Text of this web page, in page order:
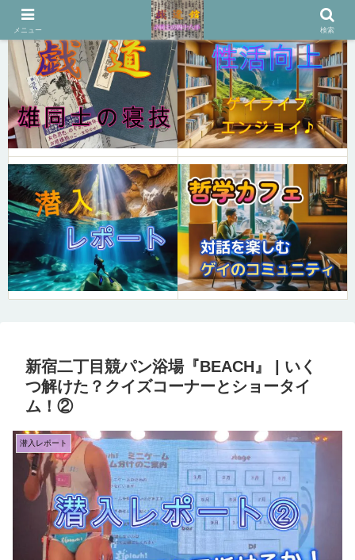
新宿二丁目競パン浴場『BEACH』 | いく
つ解けた？クイズコーナーとショータイ
ム！②
潜入レポート
メニュー 検索